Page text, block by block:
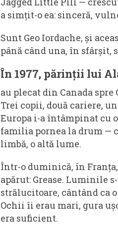
a simțit-o ea: sinceră,
Sunt Geo Iordache, și
până când una, în sfârșit,
În 1977, părinții lui
au plecat din Canada spre
Trei copii, două cariere,
Europa i-a întâmpinat cu
familia pornea la drum —
limbă, o altă lume.
Într-o duminică, în
apărut: Grease. Luminile
strălucitoare, cântând ca
Ochii îi erau mari, gura
era suficient.